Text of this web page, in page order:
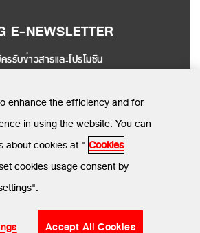
E-NEWSLETTER
รรับข่าวสารและโปรโมชัน
SEND
2024. All Rights Reserved.
เงื่อนไข
นโยบายการใช้คุกกี้
enhance the efficiency and for
in using the website. You can
about cookies at " Cookies
cookies usage consent by
Accept All Cookies